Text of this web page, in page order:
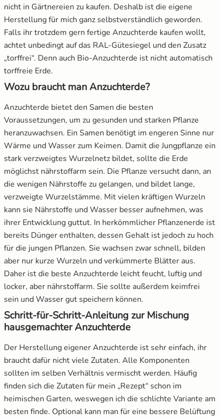
nicht in Gärtnereien zu kaufen. Deshalb ist die eigene
Herstellung für mich ganz selbstverständlich geworden.
Falls ihr trotzdem gern fertige Anzuchterde kaufen wollt,
achtet unbedingt auf das RAL-Gütesiegel und den Zusatz
„torffrei“. Denn auch Bio-Anzuchterde ist nicht automatisch
torffreie Erde.
Wozu braucht man Anzuchterde?
Anzuchterde bietet den Samen die besten
Voraussetzungen, um zu gesunden und starken Pflanze
heranzuwachsen. Ein Samen benötigt im engeren Sinne nur
Wärme und Wasser zum Keimen. Damit die Jungpflanze ein
stark verzweigtes Wurzelnetz bildet, sollte die Erde
möglichst nährstoffarm sein. Die Pflanze versucht dann, an
die wenigen Nährstoffe zu gelangen, und bildet lange,
verzweigte Wurzelstämme. Mit vielen kräftigen Wurzeln
kann sie Nährstoffe und Wasser besser aufnehmen, was
ihrer Entwicklung guttut. In herkömmlicher Pflanzenerde ist
bereits Dünger enthalten, dessen Gehalt ist jedoch zu hoch
für die jungen Pflanzen. Sie wachsen zwar schnell, bilden
aber nur kurze Wurzeln und verkümmerte Blätter aus.
Daher ist die beste Anzuchterde leicht feucht, luftig und
locker, aber nährstoffarm. Sie sollte außerdem keimfrei
sein und Wasser gut speichern können.
Schritt-für-Schritt-Anleitung zur Mischung
hausgemachter Anzuchterde
Der Herstellung eigener Anzuchterde ist sehr einfach, ihr
braucht dafür nicht viele Zutaten. Alle Komponenten
sollten im selben Verhältnis vermischt werden. Häufig
finden sich die Zutaten für mein „Rezept“ schon im
heimischen Garten, weswegen ich die schlichte Variante am
besten finde. Optional kann man für eine bessere Belüftung